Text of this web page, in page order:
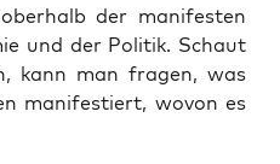
der mani­fes­ten
und der Poli­tik. Schaut
kann man fra­gen, was
mani­fes­tiert, wovon es